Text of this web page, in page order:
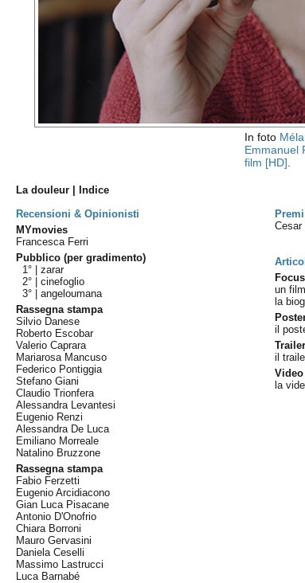
In foto
Emmanuel
film [HD]
La douleur | Indice
Recensioni & Opinionisti
Premi
MYmovies
Francesca Ferri
Pubblico (per gradimento)
1° |zarar
2° |cinefoglio
3° |angeloumana
Rassegna stampa
Silvio Danese
Roberto Escobar
Valerio Caprara
Mariarosa Mancuso
Federico Pontiggia
Stefano Giani
Claudio Trionfera
Alessandra Levantesi
Eugenio Renzi
Alessandra De Luca
Emiliano Morreale
Natalino Bruzzone
Rassegna stampa
Fabio Ferzetti
Eugenio Arcidiacono
Gian Luca Pisacane
Antonio D'Onofrio
Chiara Borroni
Mauro Gervasini
Daniela Ceselli
Massimo Lastrucci
Luca Barnabé
Cesar
Focus
un
la
il
Trailer
il
la